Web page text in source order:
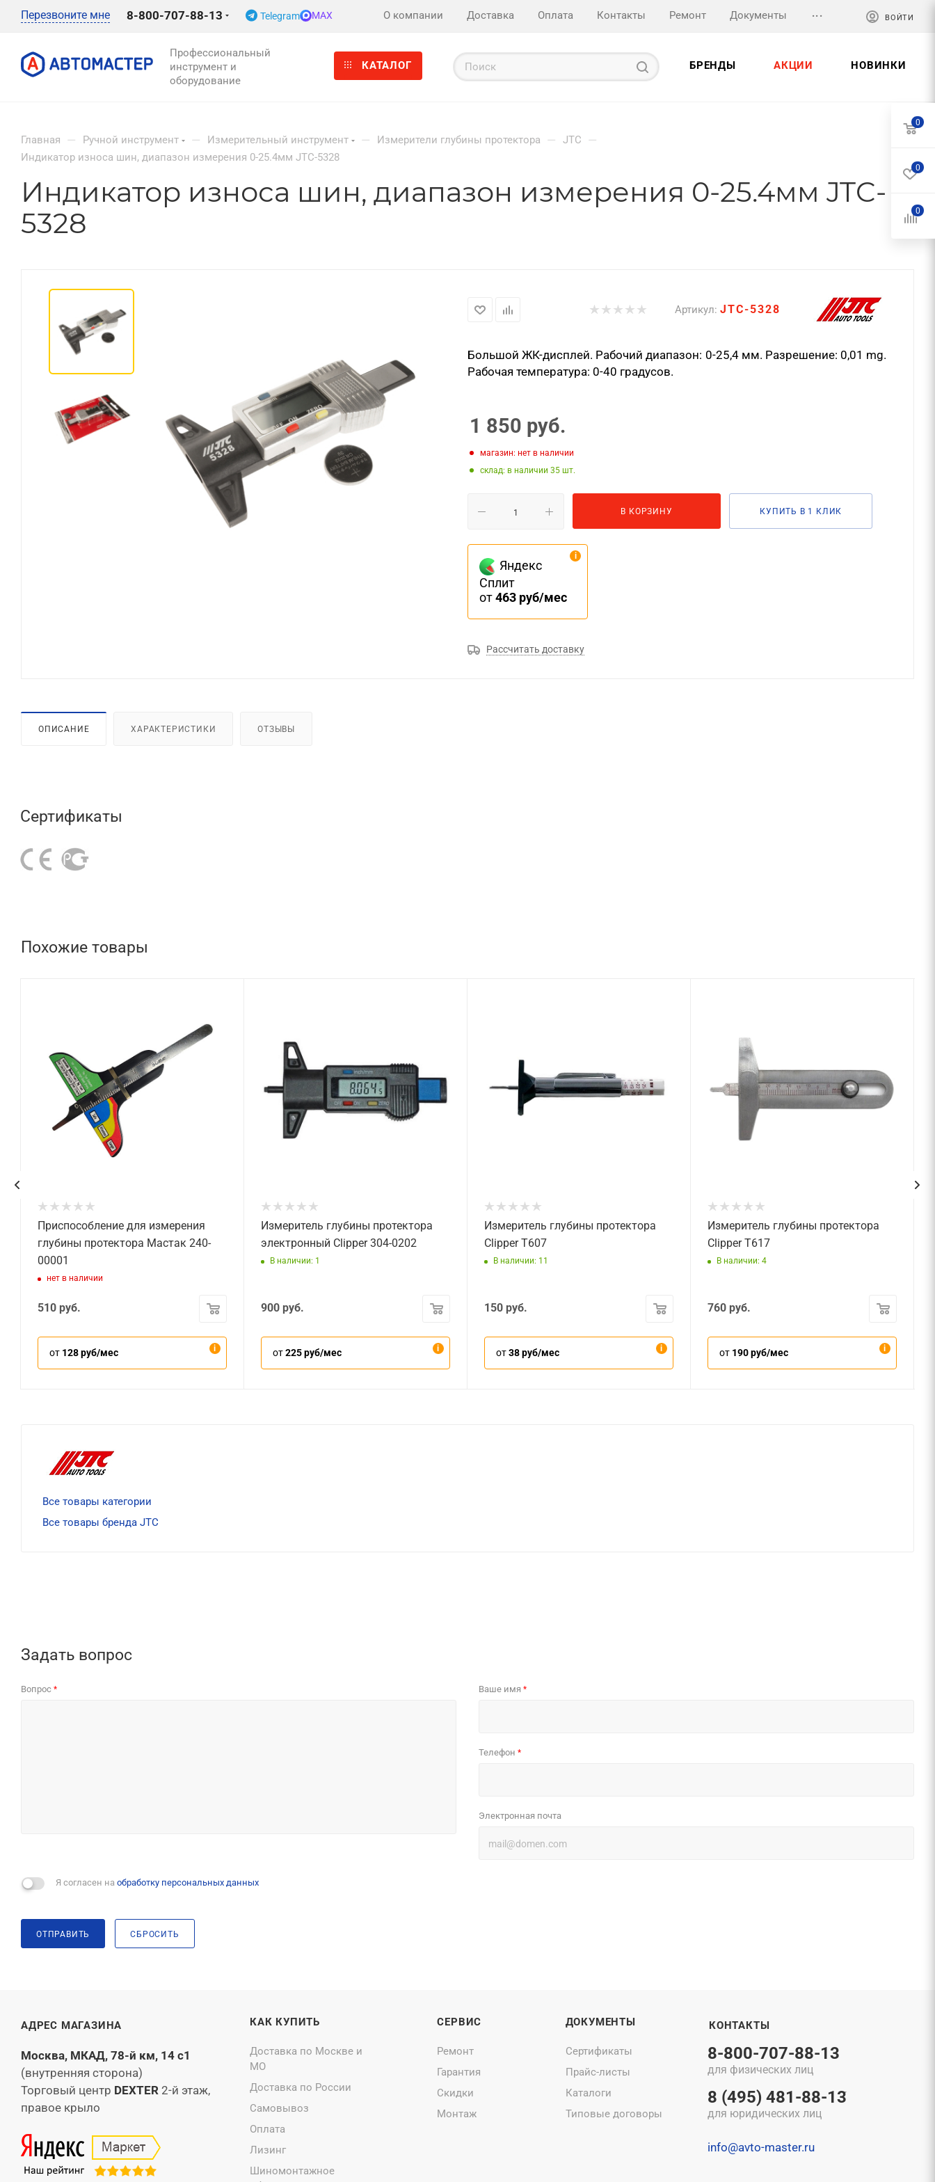
Перезвоните мне 8-800-707-88-13 Telegram MAX О компании Доставка Оплата Контакты Ремонт Документы ... ВОЙТИ
Профессиональный
инструмент и
оборудование
КАТАЛОГ БРЕНДЫ АКЦИИ НОВИНКИ
Главная — Ручной инструмент — Измерительный инструмент — Измерители глубины протектора — JTC —
Индикатор износа шин, диапазон измерения 0-25.4мм JTC-5328
Индикатор износа шин, диапазон измерения 0-25.4мм JTC-
5328
Артикул: JTC-5328
Большой ЖК-дисплей. Рабочий диапазон: 0-25,4 мм. Разрешение: 0,01 mg.
Рабочая температура: 0-40 градусов.
1 850 руб.
Магазин: нет в наличии
Склад: в наличии 35
В КОРЗИНУ КУПИТЬ В 1 КЛИК
Яндекс
Сплит
от463 руб/мес
Рассчитать доставку
ОПИСАНИЕ ХАРАКТЕРИСТИКИ ОТЗЫВЫ
Сертификаты
Похожие товары
Приспособление для измерения
глубины протектора Мастак 240-
00001
нет в наличии
510 руб.
от 128 руб/мес
Измеритель глубины протектора
электронный Clipper 304-0202
В наличии: 1
900 руб.
от225 руб/мес
Измеритель глубины протектора
Clipper T607
В наличии: 11
150 руб.
от38 руб/мес
Измеритель глубины протектора
Clipper T617
В наличии: 4
760 руб.
от 190 руб/мес
Все товары категории
Все товары бренда JTC
Задать вопрос
Вопрос * Ваше имя *
Телефон *
Электронная почта
Я согласен на обработку персональных данных
ОТПРАВИТЬ СБРОСИТЬ
АДРЕС МАГАЗИНА
Москва, МКАД, 78-й км, 14 с1
(внутренняя сторона)
Торговый центр DEXTER 2-й этаж,
правое крыло
КАК КУПИТЬ
Доставка по Москве и
МО
Доставка по России
Самовывоз
Оплата
Лизинг
Шиномонтажное
СЕРВИС
Ремонт
Гарантия
Скидки
Монтаж
ДОКУМЕНТЫ
Сертификаты
Прайс-листы
Каталоги
Типовые договоры
КОНТАКТЫ
8-800-707-88-13
для физических лиц
8 (495) 481-88-13
для юридических лиц
info@avto-master.ru
0
0
0